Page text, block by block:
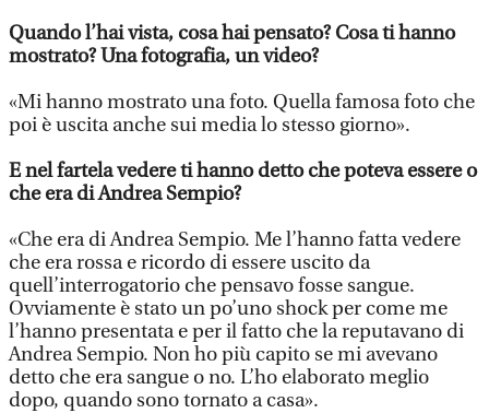
Quando l’hai vista, cosa hai pensato? Cosa ti hanno
mostrato? Una fotografia, un video?
«Mi hanno mostrato una foto. Quella famosa foto che
poi è uscita anche sui media lo stesso giorno».
E nel fartela vedere ti hanno detto che poteva essere o
che era di Andrea Sempio?
«Che era di Andrea Sempio. Me l’hanno fatta vedere
che era rossa e ricordo di essere uscito da
quell’interrogatorio che pensavo fosse sangue.
Ovviamente è stato un po’uno shock per come me
l’hanno presentata e per il fatto che la reputavano di
Andrea Sempio. Non ho più capito se mi avevano
detto che era sangue o no. L’ho elaborato meglio
dopo, quando sono tornato a casa».